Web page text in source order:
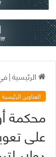
الرئيسية|
العناوين الرئيسية
محكمة